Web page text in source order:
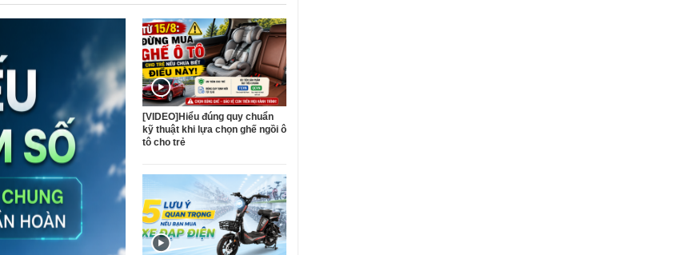
[VIDEO]Hiểu đúng quy chuẩn
kỹ thuật khi lựa chọn ghế ngồi ô
tô cho trẻ